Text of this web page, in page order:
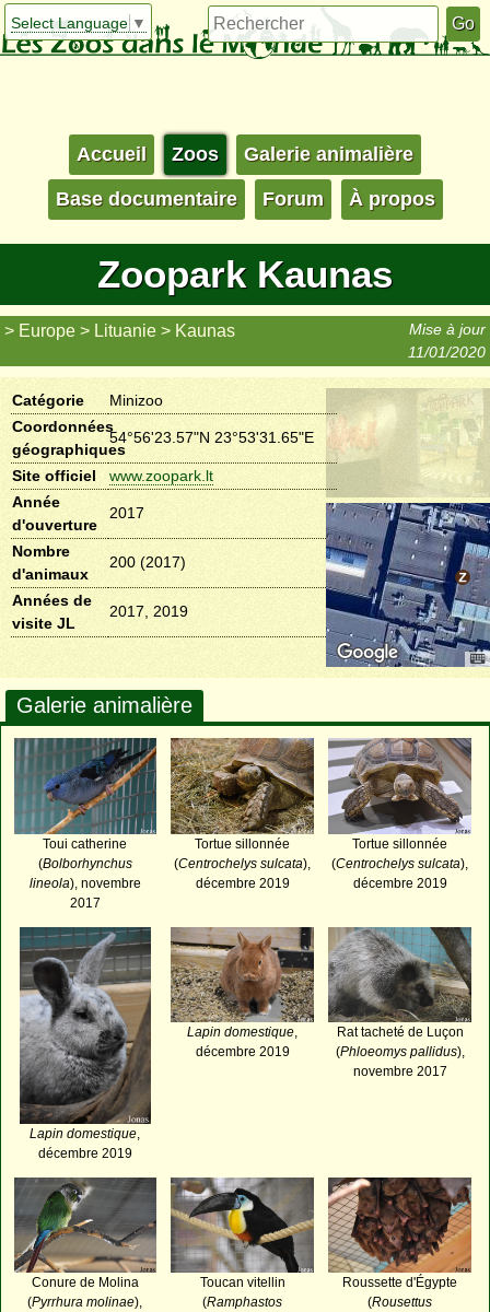
Select Language ▼
Accueil Zoos Galerie animalière
Base documentaire Forum À propos
Zoopark Kaunas
Europe Lituanie Kaunas
Mise à jour
11/01/2020
Catégorie
Minizoo
Coordonnées
géographiques
54°56'23.57"N 23°53'31.65"E
Site officiel
www.zoopark.lt
Année
d'ouverture
2017
Nombre
d'animaux
200 (2017)
Années de
visite JL
2017, 2019
Galerie animalière
Toui catherine
(Bolborhynchus
lineola), novembre
2017
Tortue sillonnée
(Centrochelys sulcata),
décembre 2019
Tortue sillonnée
(Centrochelys sulcata),
décembre 2019
Lapin domestique
décembre 2019
Lapin domestique,
décembre 2019
Rat tacheté de Luçon
(Phloeomys pallidus),
novembre 2017
Conure de Molina
(Pyrrhura molinae),
Toucan vitellin
(Ramphastos
Roussette d'Égypte
(Rousettus